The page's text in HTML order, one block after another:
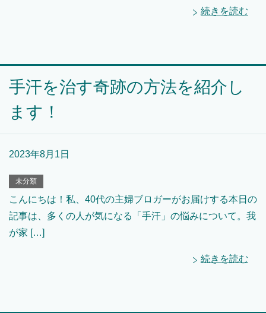
続きを読む
手汗を治す奇跡の方法を紹介し
ます！
2023年8月1日
未分類
こんにちは！私、40代の主婦ブロガーがお届けする本日の
記事は、多くの人が気になる「手汗」の悩みについて。我
が家 […]
続きを読む